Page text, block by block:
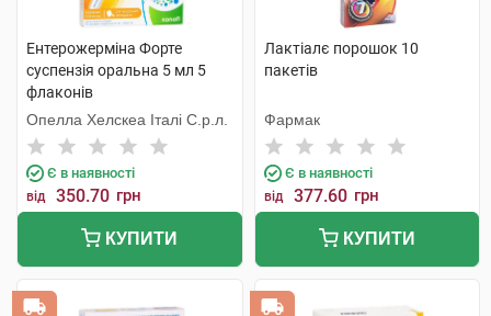
Ентерожерміна Форте
суспензія оральна 5 мл 5
флаконів
Опелла Хелскеа Італі С.р.л.
Є в наявності
від 350.70 грн
КУПИТИ
Лактіалє порошок 10
пакетів
Фармак
Є в наявності
від 377.60 грн
КУПИТИ